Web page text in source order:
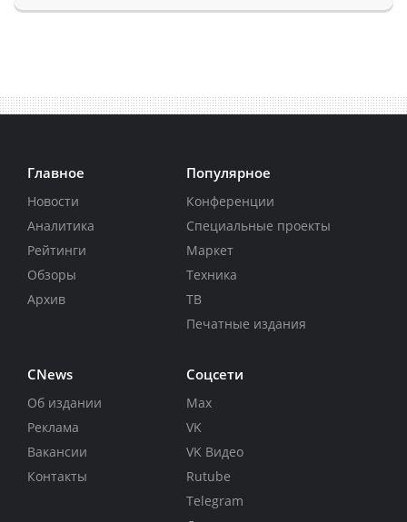
Главное
Новости
Аналитика
Рейтинги
Обзоры
Архив
Популярное
Конференции
Специальные проекты
Маркет
Техника
ТВ
Печатные издания
CNews
Об издании
Реклама
Вакансии
Контакты
Соцсети
Max
VK
VK Видео
Rutube
Telegram